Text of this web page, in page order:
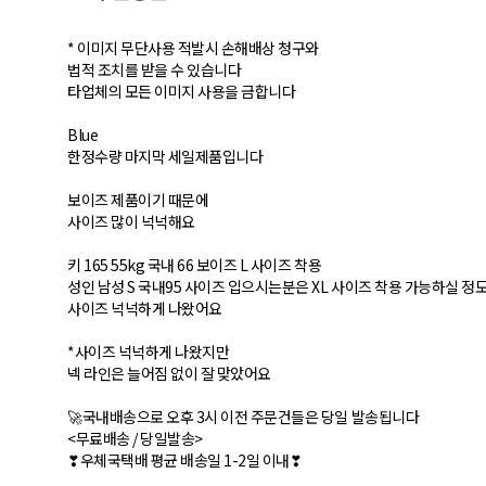
* 이미지 무단사용 적발시 손해배상 청구와
법적 조치를 받을 수 있습니다
타업체의 모든 이미지 사용을 금합니다
Blue
한정수량 마지막 세일제품입니다
보이즈 제품이기 때문에
사이즈 많이 넉넉해요
키 165 55kg 국내 66 보이즈 L 사이즈 착용
성인 남성 S 국내95 사이즈 입으시는분은 XL 사이즈 착용 가능하실 정
사이즈 넉넉하게 나왔어요
*사이즈 넉넉하게 나왔지만
넥 라인은 늘어짐 없이 잘 맞았어요
🚀국내배송으로 오후 3시 이전 주문건들은 당일 발송됩니다
<무료배송 / 당일발송>
❣우체국택배 평균 배송일 1-2일 이내❣